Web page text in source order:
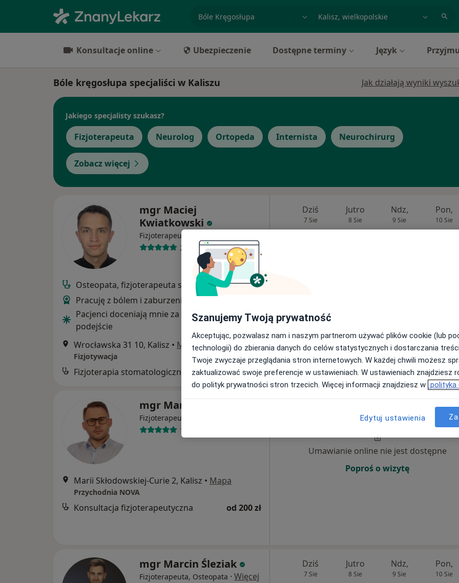
specjalizacja, badanie lub nazwisko
Konsultacje online Ubezpieczenie Dostępne terminy Język
Bóle kręgosłupa specjaliści w Kaliszu Jak działają wyniki
Jakiego specjalisty szukasz?
Fizjoterapeuta Neurolog Ortopeda Internista Neurochirurg
Zobacz więcej
mgr Maciej
Kwiatkowski
Fizjoterapeuta, Osteopata
28 opinii
Osteopata, fizjoterapeuta stomatologiczny
Pracuję z bólem i zaburzeniem funkcji
Pacjenci doceniają mnie za indywidualne
podejście
Wrocławska 31 10, Kalisz • Mapa
Fizjotywacja
Fizjoterapia stomatologiczna 250 zł
Dziś
7 Sie
Jutro
8 Sie
Ndz,
9 Sie
Pon,
10 Sie
mgr Marek Krupiński
Fizjoterapeuta, Osteopata
186 opinii
Marii Skłodowskiej-Curie 2, Kalisz • Mapa
Przychodnia NOVA
Konsultacja fizjoterapeutyczna od 200 zł
8 Sie 9 Sie
Pon,
10 Sie
Umawianie online nie jest dostępne
Poproś o wizytę
mgr Marcin Śleziak
Fizjoterapeuta, Osteopata · Więcej
Dziś
7 Sie
Jutro
8 Sie
Ndz,
9 Sie
Pon,
10 Sie
Szanujemy Twoją prywatność
Akceptując, pozwalasz nam i naszym partnerom używać plików cookie (lub
technologii) do zbierania danych do celów statystycznych i dostarczania
Twoje zwyczaje przeglądania stron internetowych. W każdej chwili możesz
zaktualizować swoje preferencje w ustawieniach. W ustawieniach znajdziesz
do polityk prywatności stron trzecich. Więcej informacji znajdziesz w polityka
Edytuj ustawienia